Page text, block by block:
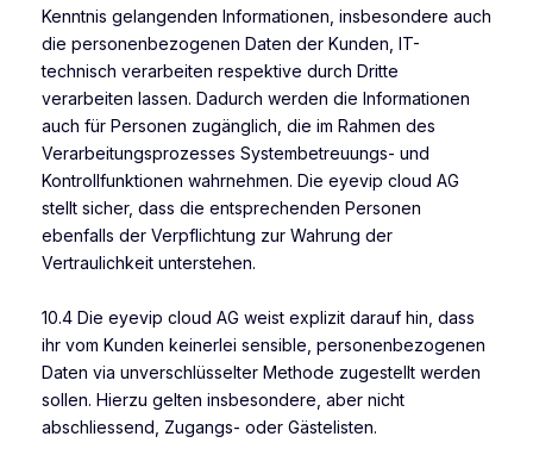
Kenntnis gelangenden Informationen, insbesondere auch
die personenbezogenen Daten der Kunden, IT-
technisch verarbeiten respektive durch Dritte
verarbeiten lassen. Dadurch werden die Informationen
auch für Personen zugänglich, die im Rahmen des
Verarbeitungsprozesses Systembetreuungs- und
Kontrollfunktionen wahrnehmen. Die eyevip cloud AG
stellt sicher, dass die entsprechenden Personen
ebenfalls der Verpflichtung zur Wahrung der
Vertraulichkeit unterstehen.
10.4 Die eyevip cloud AG weist explizit darauf hin, dass
ihr vom Kunden keinerlei sensible, personenbezogenen
Daten via unverschlüsselter Methode zugestellt werden
sollen. Hierzu gelten insbesondere, aber nicht
abschliessend, Zugangs- oder Gästelisten.